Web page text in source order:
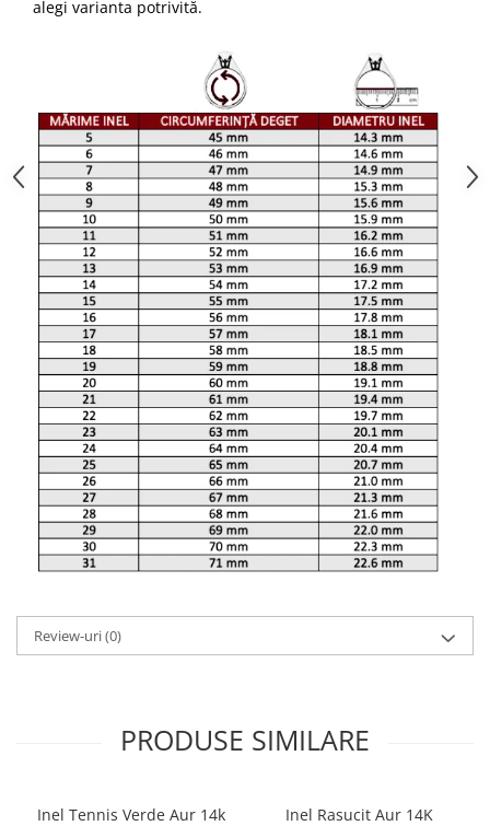
alegi varianta potrivită.
Review-uri(0)
PRODUSE SIMILARE
Inel Tennis Verde Aur 14k
Inel Rasucit Aur 14K